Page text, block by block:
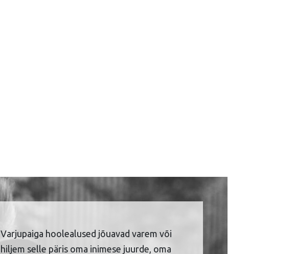
Varjupaiga hoolealused jõuavad varem või
hiljem selle päris oma inimese juurde, oma